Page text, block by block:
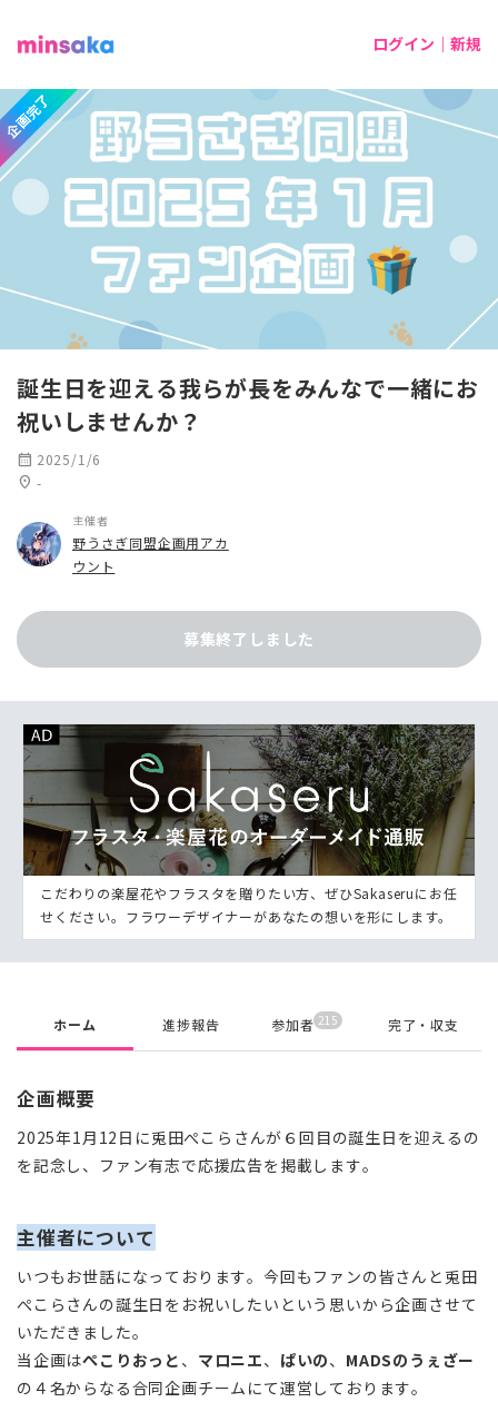
ログイン｜新規
企画完了
誕生日を迎える我らが長をみんなで一緒にお
祝いしませんか？
calendar_month 2025/1/6
location_on -
主催者
野うさぎ同盟企画用アカ
ウント
募集終了しました
こだわりの楽屋花やフラスタを贈りたい方、ぜひSakaseruにお任
せください。フラワーデザイナーがあなたの想いを形にします。
ホーム 進捗報告 参加者 215 完了・収支
企画概要
2025年1月12日に兎田ぺこらさんが６回目の誕生日を迎えるの
を記念し、ファン有志で応援広告を掲載します。
主催者について
いつもお世話になっております。今回もファンの皆さんと兎田
ぺこらさんの誕生日をお祝いしたいという思いから企画させて
いただきました。
当企画はぺこりおっと 、 マロニエ、 ぱいの、 MADSのうぇざー
の４名からなる合同企画チームにて運営しております。